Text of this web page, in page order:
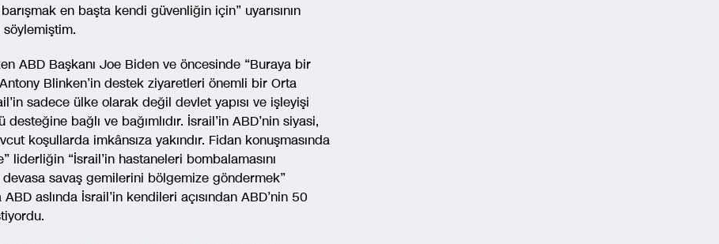
en başta kendi güvenliğin için” uyarısının
ABD Başkanı Joe Biden ve öncesinde “Buraya bir
Blinken’in destek ziyaretleri önemli bir Orta
sadece ülke olarak değil devlet yapısı ve işleyişi
bağlı ve bağımlıdır. İsrail’in ABD’nin siyasi,
koşullarda imkânsıza yakındır. Fidan konuşmasında
liderliğin “İsrail’in hastaneleri bombalamasını
savaş gemilerini bölgemize göndermek”
aslında İsrail’in kendileri açısından ABD’nin 50